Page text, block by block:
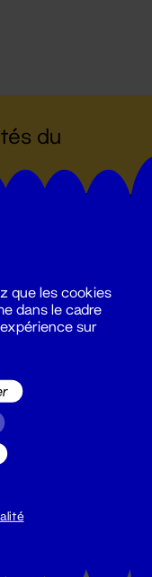
du
que les cookies
dans le cadre
sur